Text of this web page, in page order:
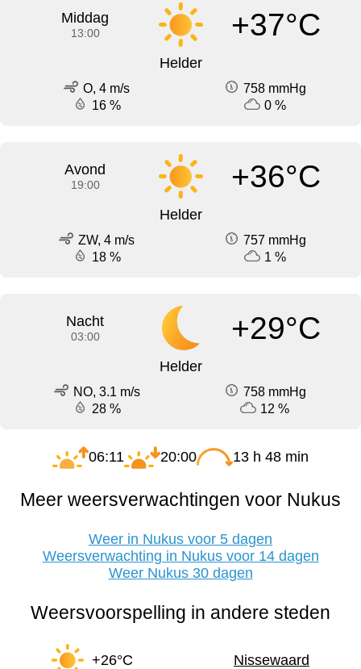
Middag
13:00 +37°C
Helder
O, 4 m/s
758 mmHg
16 %
0 %
Avond
19:00 +36°C
Helder
ZW, 4 m/s
757 mmHg
18 %
1 %
Nacht
03:00 +29°C
Helder
NO, 3.1 m/s
758 mmHg
28 %
12 %
06:11 20:00 13 h 48 min
Meer weersverwachtingen voor Nukus
Weer in Nukus voor 5 dagen
Weersverwachting in Nukus voor 14 dagen
Weer Nukus 30 dagen
Weersvoorspelling in andere steden
+26°C
Nissewaard